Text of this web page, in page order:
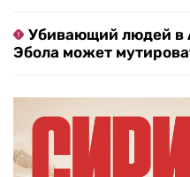
Убивающий людей в
Эбола может